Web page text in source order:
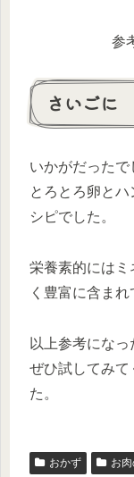
参
さいごに
いかがだったで
とろとろ卵と
シピでした。
栄養素的にはミ
く豊富に含まれ
以上参考になっ
ぜひ試してみて
た。
おかず お